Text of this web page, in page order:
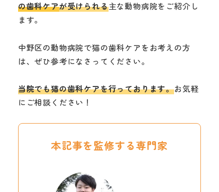
の歯科ケアが受けられる主な動物病院をご紹介し
ます。
中野区の動物病院で猫の歯科ケアをお考えの方
は、ぜひ参考になさってください。
当院でも猫の歯科ケアを行っております。お気軽
にご相談ください！
本記事を監修する専門家